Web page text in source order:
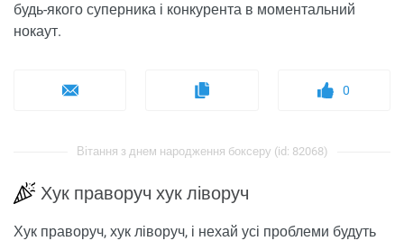
будь-якого суперника і конкурента в моментальний
нокаут.
0
Вітання з днем ​​народження боксеру (id: 82068)
Хук праворуч хук ліворуч
Хук праворуч, хук ліворуч, і нехай усі проблеми будуть